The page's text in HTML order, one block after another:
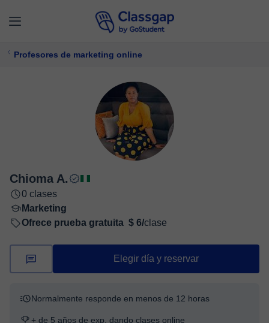
Profesores de marketing online
Chioma A.
0 clases
Marketing
Ofrece prueba gratuita $ 6/clase
Elegir día y reservar
Normalmente responde en menos de 12 horas
+ de 5 años de exp. dando clases online